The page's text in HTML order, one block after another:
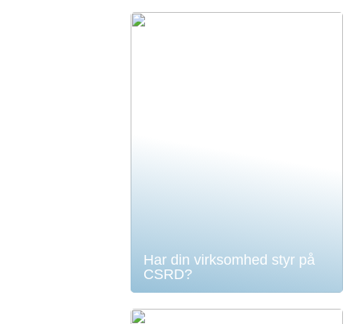
Har din virksomhed styr på
CSRD?